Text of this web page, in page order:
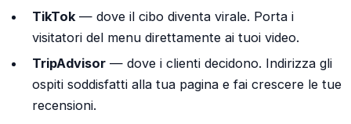
TikTok— dove il cibo diventa virale. Porta i
visitatori del menu direttamente ai tuoi video.
TripAdvisor— dove i clienti decidono. Indirizza gli
ospiti soddisfatti alla tua pagina e fai crescere le tue
recensioni.